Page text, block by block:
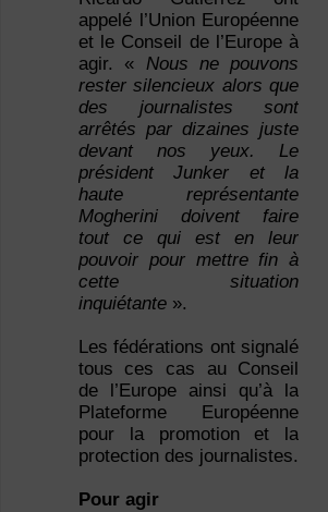
appelé l’Union Européenne
et le Conseil de l’Europe à
agir. « Nous ne pouvons
rester silencieux alors que
des journalistes sont
arrêtés par dizaines juste
devant nos yeux. Le
président Junker et la
haute représentante
Mogherini doivent faire
tout ce qui est en leur
pouvoir pour mettre fin à
cette situation
inquiétante».
Les fédérations ont signalé
tous ces cas au Conseil
de l’Europe ainsi qu’à la
Plateforme Européenne
pour la promotion et la
protection des journalistes.
Pour agir